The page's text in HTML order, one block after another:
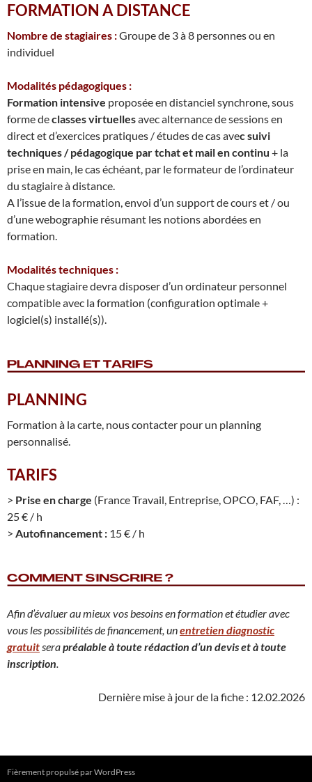
FORMATION A DISTANCE
Nombre de stagiaires :Groupe de 3 à 8 personnes ou en
individuel
Modalités pédagogiques :
Formation intensive proposée en distanciel synchrone, sous
forme declasses virtuellesavec alternance de sessions en
direct et d’exercices pratiques / études de cas avec suivi
techniques / pédagogique par tchat et mail en continu + la
prise en main, le cas échéant, par le formateur de l’ordinateur
du stagiaire à distance.
A l’issue de la formation, envoi d’un support de cours et / ou
d’une webographie résumant les notions abordées en
formation.
Modalités techniques :
Chaque stagiaire devra disposer d’un ordinateur personnel
compatible avec la formation (configuration optimale +
logiciel(s) installé(s)).
PLANNING
Formation à la carte, nous contacter pour un planning
personnalisé.
TARIFS
> Prise en charge (France Travail, Entreprise, OPCO, FAF, …) :
25 € / h
> Autofinancement : 15 € / h
Afin d’évaluer au mieux vos besoins en formation et étudier avec
vous les possibilités de financement, unentretien diagnostic
gratuitserapréalable à toute rédaction d’un devis et à toute
inscription.
Dernière mise à jour de la fiche : 12.02.2026
Fièrement propulsé par WordPress